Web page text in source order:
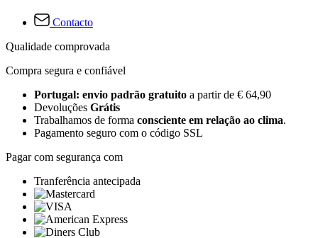
Contacto
Qualidade comprovada
Compra segura e confiável
Portugal: envio padrão gratuito a partir de € 64,90
Devoluções Grátis
Trabalhamos de forma consciente em relação ao clima.
Pagamento seguro com o código SSL
Pagar com segurança com
Tranferência antecipada